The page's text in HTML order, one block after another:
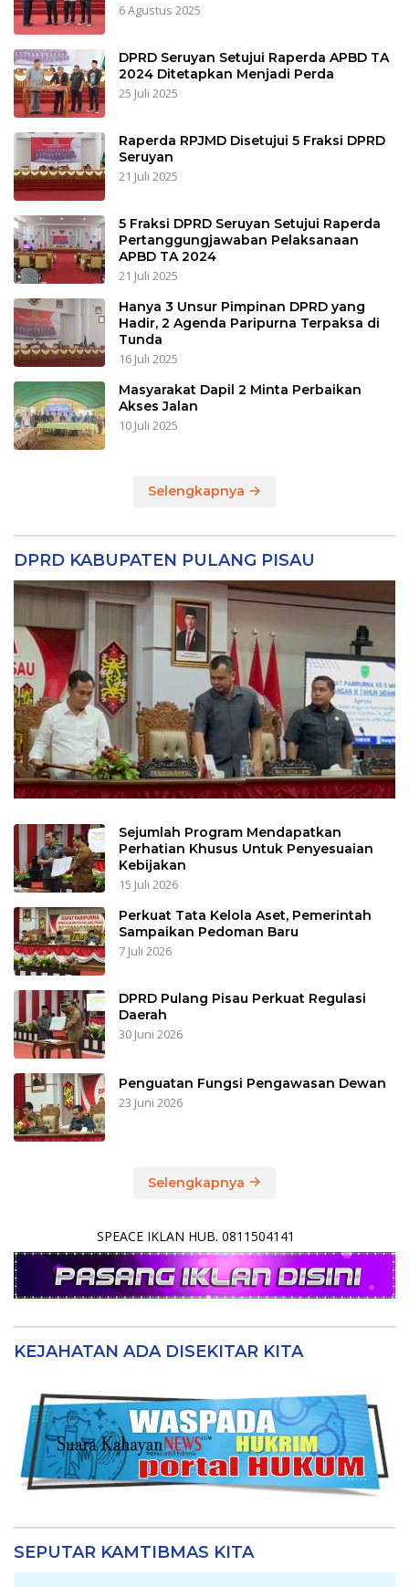
6 Agustus 2025
DPRD Seruyan Setujui Raperda APBD TA
2024 Ditetapkan Menjadi Perda
25 Juli 2025
Raperda RPJMD Disetujui 5 Fraksi DPRD
Seruyan
21 Juli 2025
5 Fraksi DPRD Seruyan Setujui Raperda
Pertanggungjawaban Pelaksanaan
APBD TA 2024
21 Juli 2025
Hanya 3 Unsur Pimpinan DPRD yang
Hadir, 2 Agenda Paripurna Terpaksa di
Tunda
16 Juli 2025
Masyarakat Dapil 2 Minta Perbaikan
Akses Jalan
10 Juli 2025
Selengkapnya
DPRD KABUPATEN PULANG PISAU
Sejumlah Program Mendapatkan
Perhatian Khusus Untuk Penyesuaian
Kebijakan
15 Juli 2026
Perkuat Tata Kelola Aset, Pemerintah
Sampaikan Pedoman Baru
7 Juli 2026
DPRD Pulang Pisau Perkuat Regulasi
Daerah
30 Juni 2026
Penguatan Fungsi Pengawasan Dewan
23 Juni 2026
Selengkapnya
SPEACE IKLAN HUB. 0811504141
KEJAHATAN ADA DISEKITAR KITA
SEPUTAR KAMTIBMAS KITA